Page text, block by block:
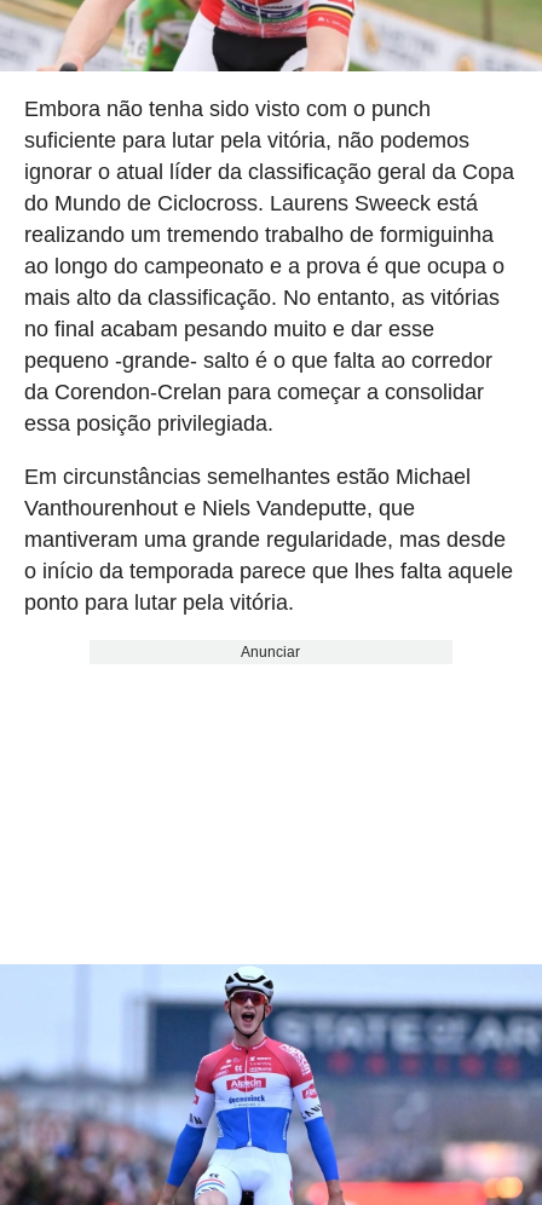
Embora não tenha sido visto com o punch
suficiente para lutar pela vitória, não podemos
ignorar o atual líder da classificação geral da Copa
do Mundo de Ciclocross. Laurens Sweeck está
realizando um tremendo trabalho de formiguinha
ao longo do campeonato e a prova é que ocupa o
mais alto da classificação. No entanto, as vitórias
no final acabam pesando muito e dar esse
pequeno -grande- salto é o que falta ao corredor
da Corendon-Crelan para começar a consolidar
essa posição privilegiada.
Em circunstâncias semelhantes estão Michael
Vanthourenhout e Niels Vandeputte, que
mantiveram uma grande regularidade, mas desde
o início da temporada parece que lhes falta aquele
ponto para lutar pela vitória.
Anunciar